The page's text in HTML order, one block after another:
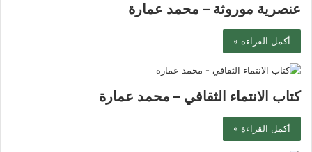
عنصرية موروثة – محمد عمارة
أكمل القراءة »
كتاب الانتماء الثقافي – محمد عمارة
أكمل القراءة »